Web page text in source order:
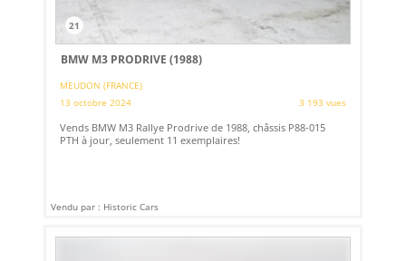
21
BMW M3 PRODRIVE (1988)
MEUDON (FRANCE)
13 octobre 2024
3 193 vues
Vends BMW M3 Rallye Prodrive de 1988, châssis P88-015
PTH à jour, seulement 11 exemplaires!
Vendu par : Historic Cars